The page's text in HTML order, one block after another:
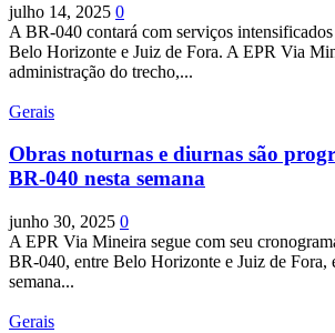
julho 14, 2025 0
A BR-040 contará com serviços intensificados
Belo Horizonte e Juiz de Fora. A EPR Via
administração do trecho,...
Gerais
Obras noturnas e diurnas são
BR-040 nesta semana
junho 30, 2025 0
A EPR Via Mineira segue com seu
BR-040, entre Belo Horizonte e Juiz de Fora,
semana...
Gerais